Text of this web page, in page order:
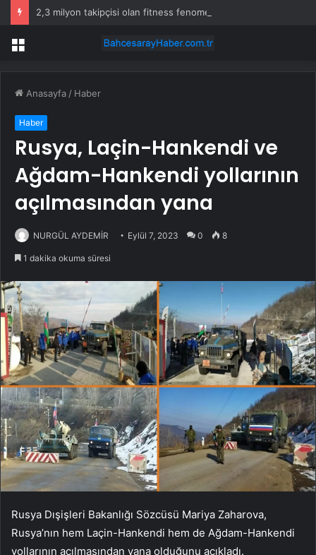
Menü
Anasayfa / Haber
Haber
Rusya, Laçin-Hankendi ve
Ağdam-Hankendi yollarının
açılmasından yana
NURGÜL AYDEMİR Eylül 7, 2023 0 8
1 dakika okuma süresi
Rusya Dışişleri Bakanlığı Sözcüsü Mariya Zaharova,
Rusya’nın hem Laçin-Hankendi hem de Ağdam-Hankendi
yollarının açılmasından yana olduğunu açıkladı.